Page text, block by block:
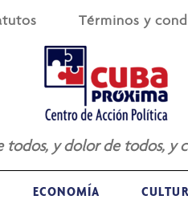
Términos y
todos, y dolor de todos, y
ECONOMÍA